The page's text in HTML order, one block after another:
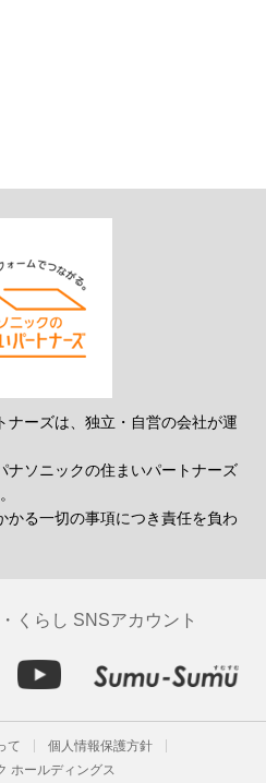
ナーズは、独立・自営の会社が運
ナソニックの住まいパートナーズ
かる一切の事項につき責任を負わ
くらし SNSアカウント
て
個人情報保護方針
ホールディングス